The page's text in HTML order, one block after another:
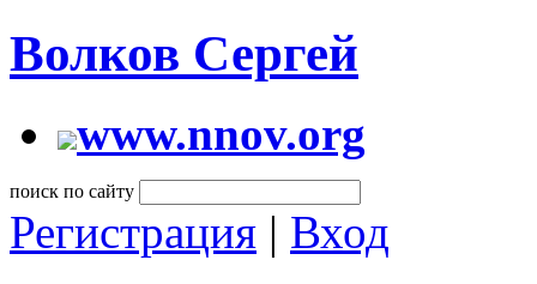
Волков Сергей
www.nnov.org
поиск по сайту
Регистрация | Вход